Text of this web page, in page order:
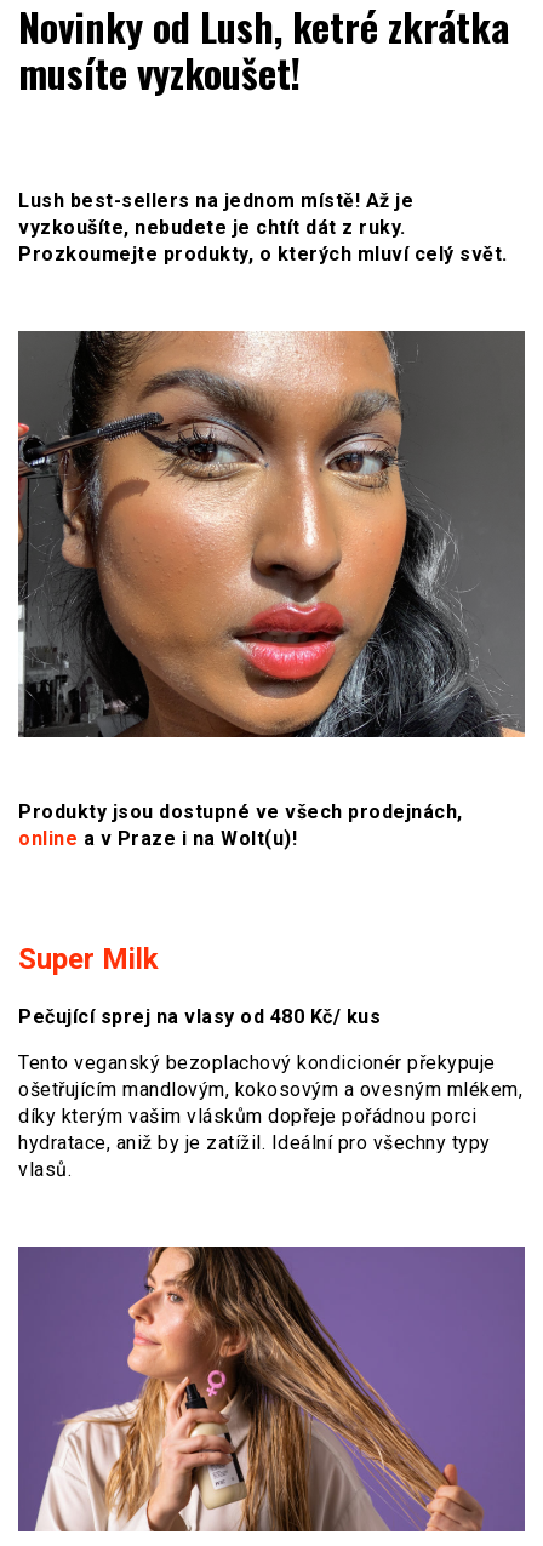
Novinky od Lush, ketré zkrátka
musíte vyzkoušet!
Lush best-sellers na jednom místě! Až je
vyzkoušíte, nebudete je chtít dát z ruky.
Prozkoumejte produkty, o kterých mluví celý svět.
Produkty jsou dostupné ve všech prodejnách,
online a v Praze i na Wolt(u)!
Super Milk
Pečující sprej na vlasy od 480 Kč/ kus
Tento veganský bezoplachový kondicionér překypuje
ošetřujícím mandlovým, kokosovým a ovesným mlékem,
díky kterým vašim vláskům dopřeje pořádnou porci
hydratace, aniž by je zatížil. Ideální pro všechny typy
vlasů.